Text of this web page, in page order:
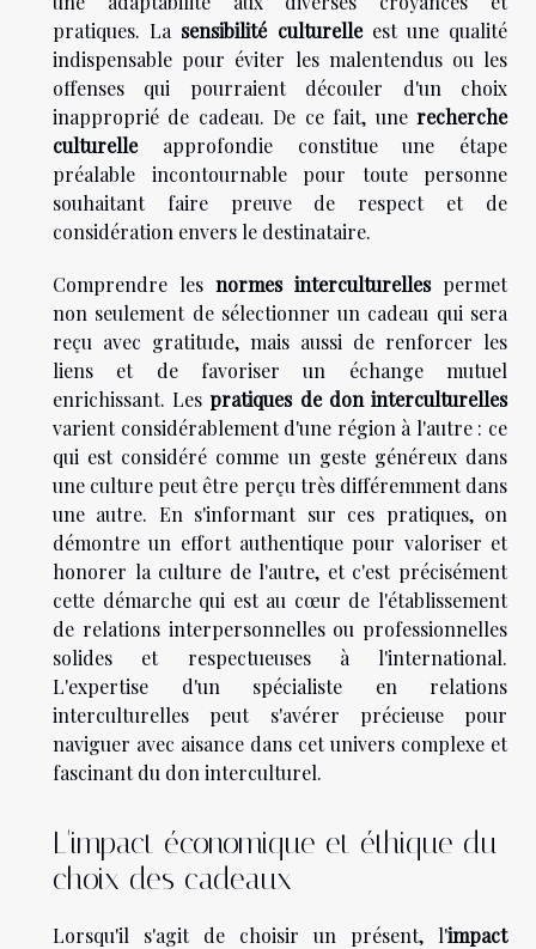
pratiques. La sensibilité culturelleest une qualité
indispensable pour éviter les malentendus ou les
offenses qui pourraient découler d'un choix
inapproprié de cadeau. De ce fait, une recherche
culturelleapprofondie constitue une étape
préalable incontournable pour toute personne
souhaitant faire preuve de respect et de
considération envers le destinataire.
Comprendre les normes interculturellespermet
non seulement de sélectionner un cadeau qui sera
reçu avec gratitude, mais aussi de renforcer les
liens et de favoriser un échange mutuel
enrichissant. Lespratiques de don interculturelles
varient considérablement d'une région à l'autre : ce
qui est considéré comme un geste généreux dans
une culture peut être perçu très différemment dans
une autre. En s'informant sur ces pratiques, on
démontre un effort authentique pour valoriser et
honorer la culture de l'autre, et c'est précisément
cette démarche qui est au cœur de l'établissement
de relations interpersonnelles ou professionnelles
solides et respectueuses à l'international.
L'expertise d'un spécialiste en relations
interculturelles peut s'avérer précieuse pour
naviguer avec aisance dans cet univers complexe et
fascinant du don interculturel.
L'impact économique et éthique du
choix des cadeaux
Lorsqu'il s'agit de choisir un présent, l'impact